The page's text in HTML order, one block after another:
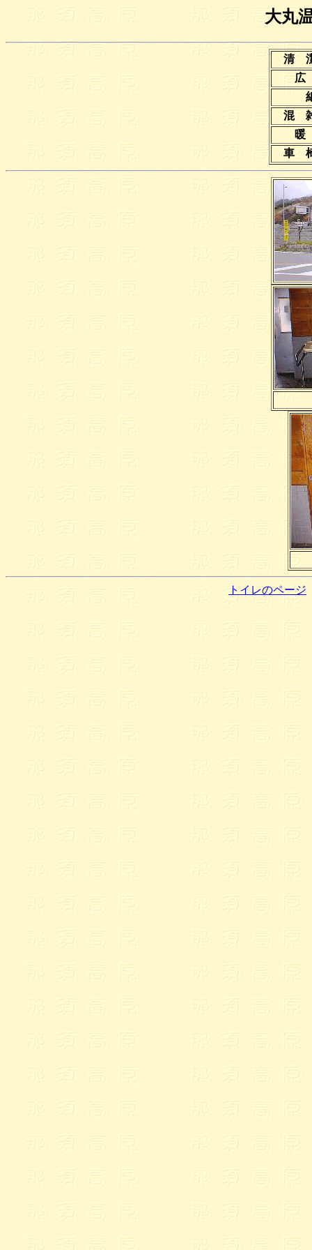
大丸
清
混
車
トイレのページ